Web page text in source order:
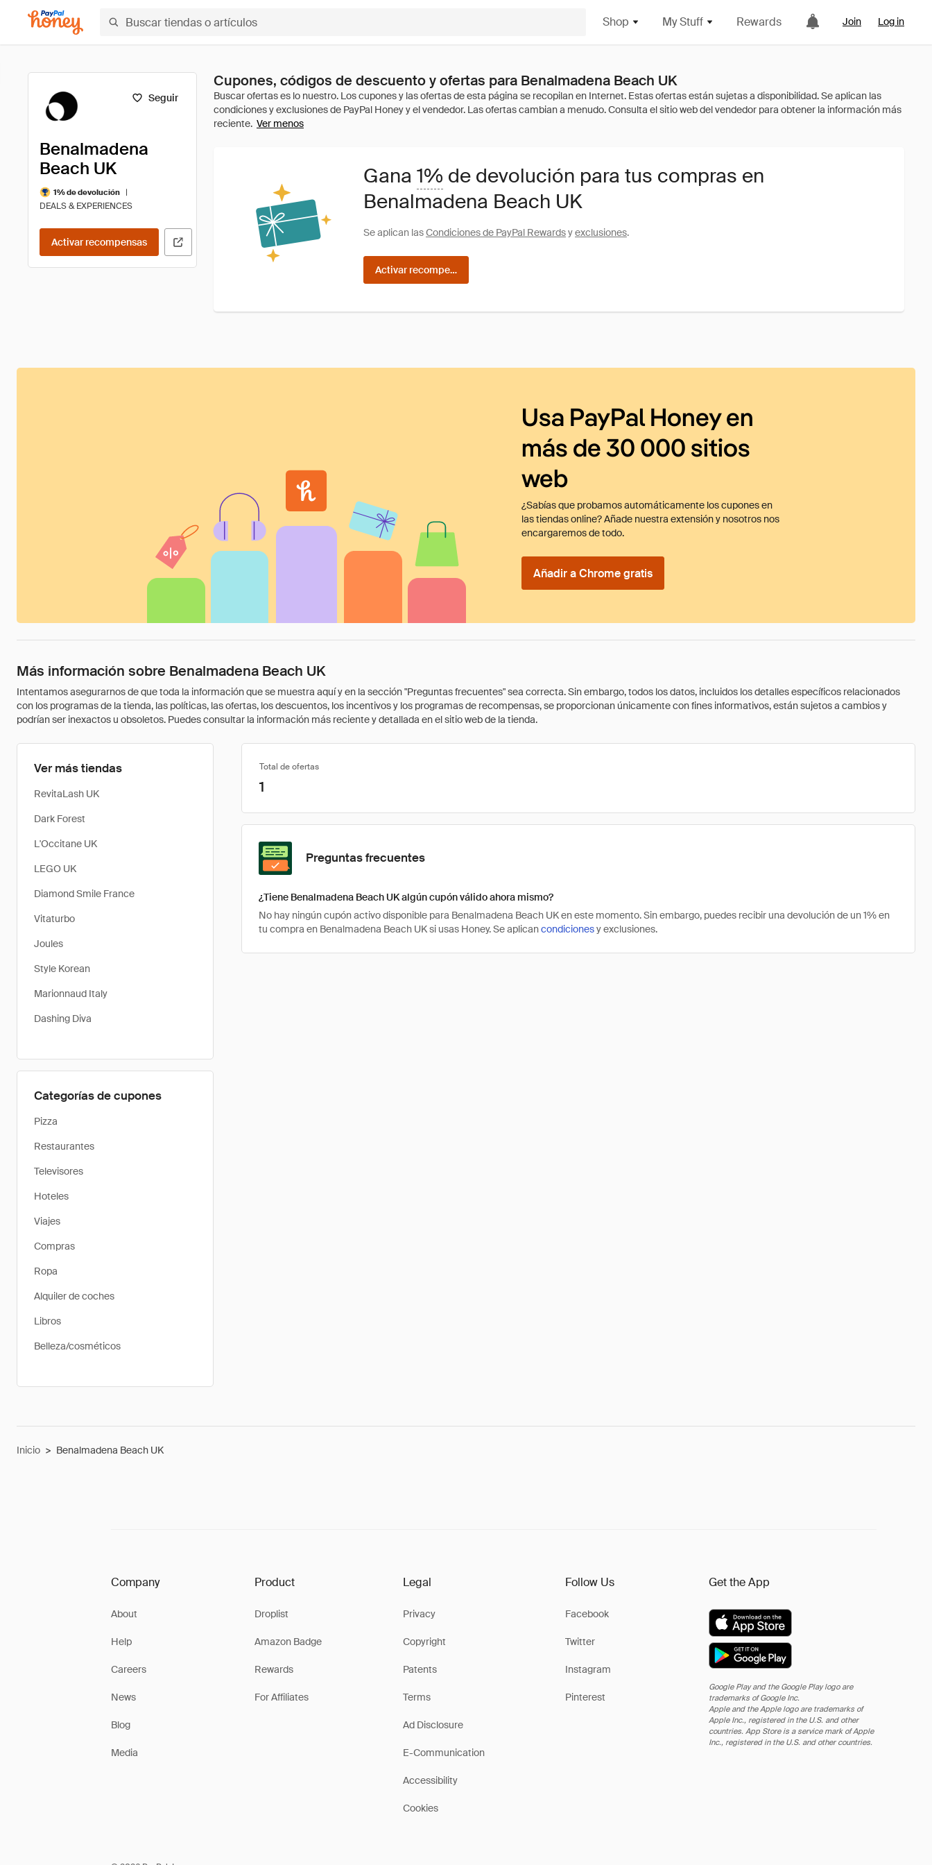
Shop My Stuff Rewards Join Log in
Seguir
Benalmadena
Beach UK
1% de devolución
|
DEALS & EXPERIENCES
Activar recompensas
Cupones, códigos de descuento y ofertas para Benalmadena Beach UK
Ver menos
Gana 1% de devolución para tus compras en
Benalmadena Beach UK
Se aplican lasCondiciones de PayPal Rewardsyexclusiones.
Activar recompensas
Usa PayPal Honey en
más de 30 000 sitios
web
¿Sabías que probamos automáticamente los cupones en
las tiendas online? Añade nuestra extensión y nosotros nos
encargaremos de todo.
Añadir a Chrome gratis
Más información sobre Benalmadena Beach UK
Intentamos asegurarnos de que toda la información que se muestra aquí y en la sección "Preguntas frecuentes" sea correcta. Sin embargo, todos los datos, incluidos los detalles específicos relacionados
con los programas de la tienda, las políticas, las ofertas, los descuentos, los incentivos y los programas de recompensas, se proporcionan únicamente con fines informativos, están sujetos a cambios y
podrían ser inexactos u obsoletos. Puedes consultar la información más reciente y detallada en el sitio web de la tienda.
Ver más tiendas
RevitaLash UK
Dark Forest
L'Occitane UK
LEGO UK
Diamond Smile France
Vitaturbo
Joules
Style Korean
Marionnaud Italy
Dashing Diva
Categorías de cupones
Pizza
Restaurantes
Televisores
Hoteles
Viajes
Compras
Ropa
Alquiler de coches
Libros
Belleza/cosméticos
Total de ofertas
1
Preguntas frecuentes
¿Tiene Benalmadena Beach UK algún cupón válido ahora mismo?
No hay ningún cupón activo disponible para Benalmadena Beach UK en este momento. Sin embargo, puedes recibir una devolución de un 1% en
tu compra en Benalmadena Beach UK si usas Honey. Se aplicancondicionesy exclusiones.
Inicio > Benalmadena Beach UK
Company
About
Help
Careers
News
Blog
Media
Product
Droplist
Amazon Badge
Rewards
For Affiliates
Legal
Privacy
Copyright
Patents
Terms
Ad Disclosure
E-Communication
Accessibility
Cookies
Follow Us
Facebook
Twitter
Instagram
Pinterest
Get the App
Google Play and the Google Play logo are
trademarks of Google Inc.
Apple and the Apple logo are trademarks of
Apple Inc., registered in the U.S. and other
countries. App Store is a service mark of Apple
Inc., registered in the U.S. and other countries.